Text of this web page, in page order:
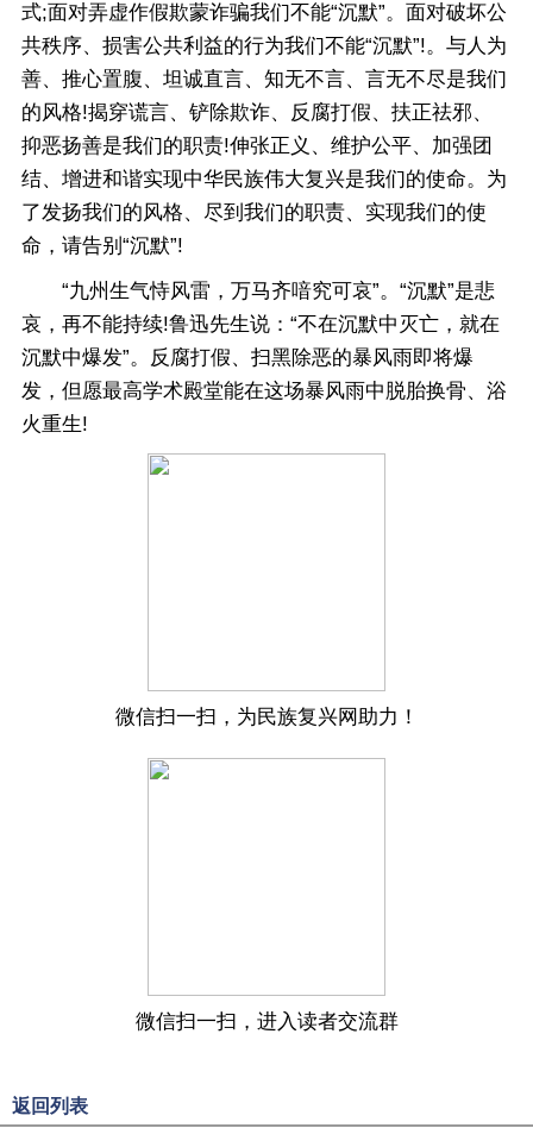
式;面对弄虚作假欺蒙诈骗我们不能“沉默”。面对破坏公
共秩序、损害公共利益的行为我们不能“沉默”!。与人为
善、推心置腹、坦诚直言、知无不言、言无不尽是我们
的风格!揭穿谎言、铲除欺诈、反腐打假、扶正祛邪、
抑恶扬善是我们的职责!伸张正义、维护公平、加强团
结、增进和谐实现中华民族伟大复兴是我们的使命。为
了发扬我们的风格、尽到我们的职责、实现我们的使
命，请告别“沉默”!
“九州生气恃风雷，万马齐喑究可哀”。“沉默”是悲
哀，再不能持续!鲁迅先生说：“不在沉默中灭亡，就在
沉默中爆发”。反腐打假、扫黑除恶的暴风雨即将爆
发，但愿最高学术殿堂能在这场暴风雨中脱胎换骨、浴
火重生!
微信扫一扫，为民族复兴网助力！
微信扫一扫，进入读者交流群
返回列表